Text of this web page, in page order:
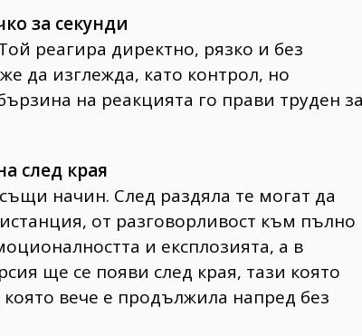
за секунди
реагира директно, рязко и без
да изглежда, като контрол, но
на реакцията го прави труден за
след края
начин. След раздяла те могат да
от разговорливост към пълно
и експлозията, а в
ще се появи след края, тази която
вече е продължила напред без